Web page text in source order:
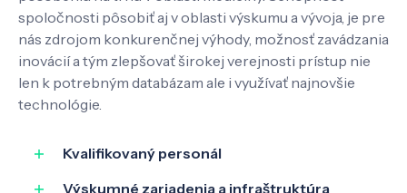
spoločnosti pôsobiť aj v oblasti výskumu a vývoja, je pre
nás zdrojom konkurenčnej výhody, možnosť zavádzania
inovácií a tým zlepšovať širokej verejnosti prístup nie
len k potrebným databázam ale i využívať najnovšie
technológie.
Kvalifikovaný personál
Výskumné zariadenia a infraštruktúra